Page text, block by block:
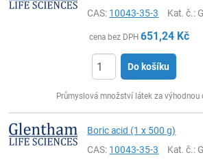
CAS: 10043-35-3 Kat. č.:
cena bez DPH 651,24 Kč
Do košíku
Průmyslová množství látek za výhodnou
Boric acid (1 x 500 g)
CAS: 10043-35-3 Kat. č.: